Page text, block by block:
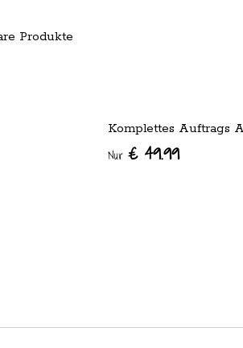
Produkte
Komplettes Auftrags
Nur € 49.99